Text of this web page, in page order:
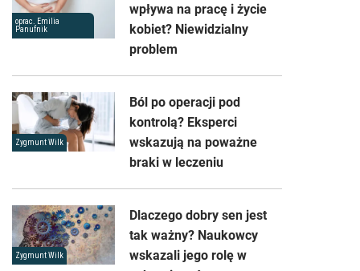
oprac. Emilia
Panufnik
wpływa na pracę i życie
kobiet? Niewidzialny
problem
Zygmunt Wilk
Ból po operacji pod
kontrolą? Eksperci
wskazują na poważne
braki w leczeniu
Zygmunt Wilk
Dlaczego dobry sen jest
tak ważny? Naukowcy
wskazali jego rolę w